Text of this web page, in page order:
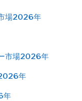
場2026年
市場2026年
年
年